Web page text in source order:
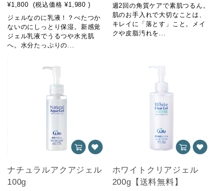
¥1,800 (税込価格 ¥1,980 )
ジェルなのに乳液！？べたつか
ないのにしっとり保湿。新感覚
ジェル乳液でうるつや水光肌
へ。水分たっぷりの...
週2回の角質ケアで素肌つるん。
肌のお手入れで大切なことは、
キレイに「落とす」こと。メイ
クや皮脂汚れを...
ナチュラルアクアジェル
100g
ホワイトクリアジェル
200g【送料無料】